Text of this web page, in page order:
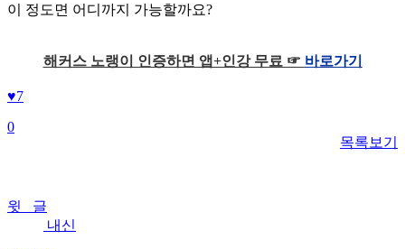
이 정도면 어디까지 가능할까요?
해커스 노랭이 인증하면 앱+인강 무료 ☞ 바로가기
♥7
목록보기
0
윗 글
내신